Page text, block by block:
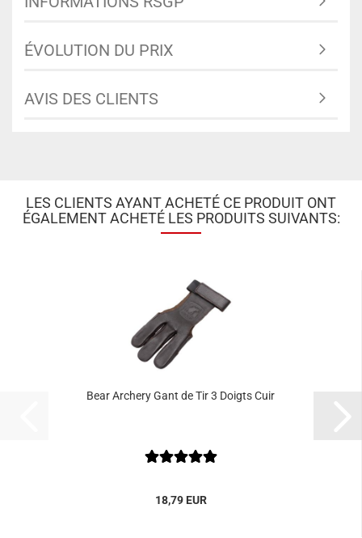
ÉVOLUTION DU PRIX
AVIS DES CLIENTS
LES CLIENTS AYANT ACHETÉ CE PRODUIT ONT
ÉGALEMENT ACHETÉ LES PRODUITS SUIVANTS:
Bear Archery Gant de Tir 3 Doigts Cuir
18,79 EUR